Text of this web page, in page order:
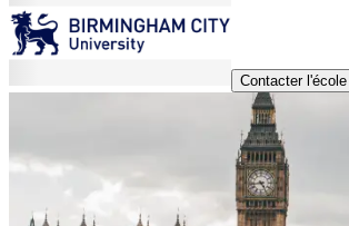
Contacter l'école